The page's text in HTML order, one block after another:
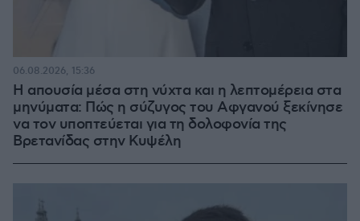
Η απουσία μέσα στη νύχτα και η λεπτομέρεια στα
μηνύματα: Πώς η σύζυγος του Αφγανού ξεκίνησε
να τον υποπτεύεται για τη δολοφονία της
Βρετανίδας στην Κυψέλη
06.08.2026, 15:36